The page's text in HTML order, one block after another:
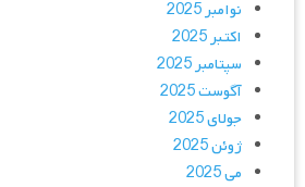
نوامبر 2025
اکتبر 2025
سپتامبر 2025
آگوست 2025
جولای 2025
ژوئن 2025
می 2025